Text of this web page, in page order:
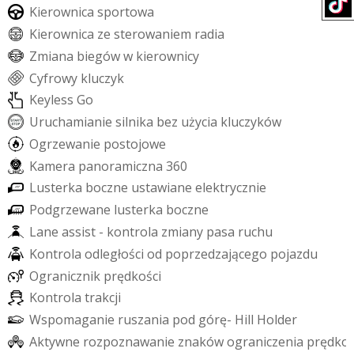
Kierownica sportowa
Kierownica ze sterowaniem radia
Zmiana biegóww kierownicy
Cyfrowy kluczyk
Keyless Go
Uruchamianie silnika bez użycia kluczyków
Ogrzewanie postojowe
Kamera panoramiczna 360
Lusterka boczne ustawiane elektrycznie
Podgrzewane lusterka boczne
Lane assist - kontrola zmiany pasa ruchu
Kontrola odległości od poprzedzającego pojazdu
Ogranicznik prędkości
Kontrola trakcji
Wspomaganie ruszania pod górę- Hill Holder
Aktywne rozpoznawanie znakówograniczenia prędko